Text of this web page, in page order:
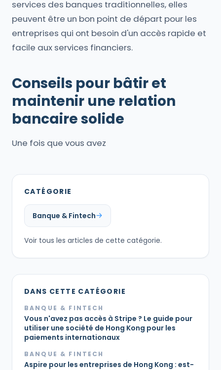
services des banques traditionnelles, elles
peuvent être un bon point de départ pour les
entreprises qui ont besoin d'un accès rapide et
facile aux services financiers.
Conseils pour bâtir et
maintenir une relation
bancaire solide
Une fois que vous avez
CATÉGORIE
Banque & Fintech
Voir tous les articles de cette catégorie.
DANS CETTE CATÉGORIE
BANQUE & FINTECH
Vous n'avez pas accès à Stripe ? Le guide pour
utiliser une société de Hong Kong pour les
paiements internationaux
BANQUE & FINTECH
Aspire pour les entreprises de Hong Kong : est-